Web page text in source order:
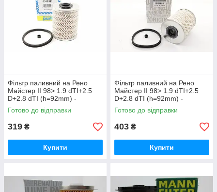
Фільтр паливний на Рено
Майстер II 98> 1.9 dTI+2.5
D+2.8 dTI (h=92mm) -
PURFLUX (Франція) C493
Готово до відправки
319 ₴
Купити
Фільтр паливний на Рено
Майстер II 98> 1.9 dTI+2.5
D+2.8 dTI (h=92mm) -
RENAULT (Оригінал)
7701478972
Готово до відправки
403 ₴
Купити